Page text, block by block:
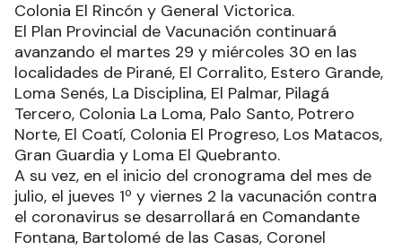
Colonia El Rincón y General Victorica.
El Plan Provincial de Vacunación continuará
avanzando el martes 29 y miércoles 30 en las
localidades de Pirané, El Corralito, Estero Grande,
Loma Senés, La Disciplina, El Palmar, Pilagá
Tercero, Colonia La Loma, Palo Santo, Potrero
Norte, El Coatí, Colonia El Progreso, Los Matacos,
Gran Guardia y Loma El Quebranto.
A su vez, en el inicio del cronograma del mes de
julio, el jueves 1º y viernes 2 la vacunación contra
el coronavirus se desarrollará en Comandante
Fontana, Bartolomé de las Casas, Coronel